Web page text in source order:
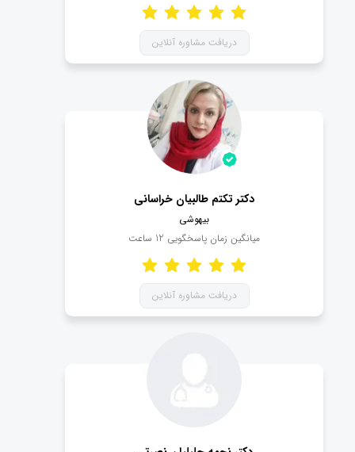
دریافت مشاوره آنلاین
دکتر تکتم طالبیان خراسانی
بیهوشی
میانگین زمان پاسخگویی 12 ساعت
دریافت مشاوره آنلاین